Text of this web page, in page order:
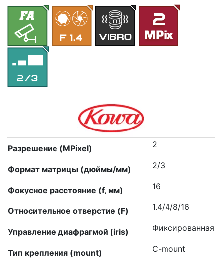
Разрешение (MPixel) 2
Формат матрицы (дюймы/мм) 2/3
Фокусное расстояние (f, мм) 16
Относительное отверстие (F) 1.4/4/8/16
Управление диафрагмой (iris) Фиксированная
Тип крепления (mount) C-mount